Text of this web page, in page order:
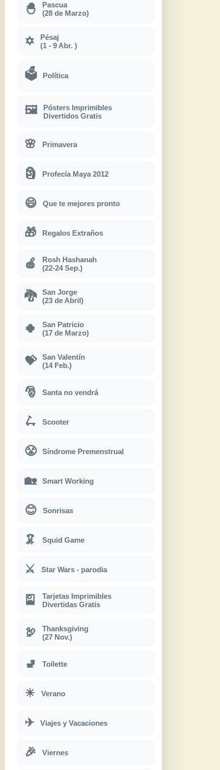
🐣
Pascua
(28 de Marzo)
✡
Pésaj
(1 - 9 Abr. )
🗳 Política
🖼
Pósters Imprimibles
Divertidos Gratis
🌸 Primavera
🗿 Profecía Maya 2012
😄 Que te mejores pronto
🎁 Regalos Extraños
🍎
Rosh Hashanah
(22-24 Sep.)
🐉
San Jorge
(23 de Abril)
🍀
San Patricio
(17 de Marzo)
💝
San Valentín
(14 Feb.)
🎅 Santa no vendrá
🛴 Scooter
😤 Síndrome Premenstrual
🏡 Smart Working
😊 Sonrisas
🦑 Squid Game
⚔ Star Wars - parodia
🎴
Tarjetas Imprimibles
Divertidas Gratis
🦃
Thanksgiving
(27 Nov.)
🚽 Toilette
☀ Verano
✈ Viajes y Vacaciones
🎉 Viernes